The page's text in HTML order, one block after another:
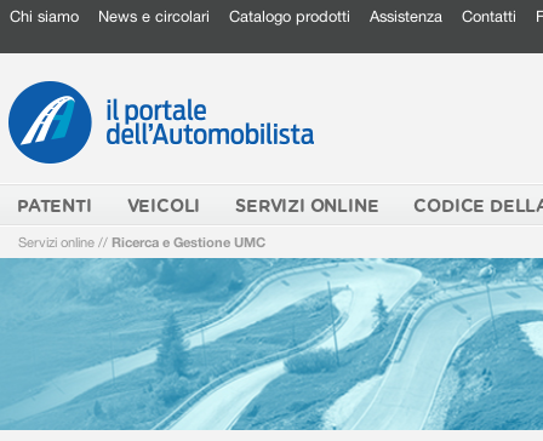
Chi siamo News e circolari Catalogo prodotti Assistenza Contatti
PATENTI VEICOLI SERVIZI ONLINE CODICE
Servizi online // Ricerca e Gestione UMC